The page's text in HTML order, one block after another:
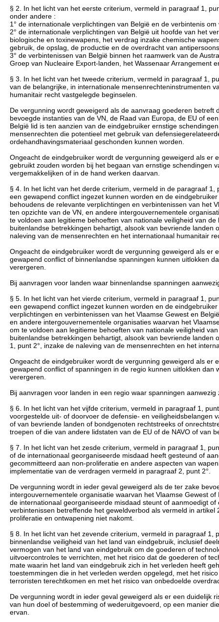
§ 2. In het licht van het eerste criterium, vermeld in paragraaf 1,
onder andere :
1° de internationale verplichtingen van België en de verbintenis
2° de internationale verplichtingen van België uit hoofde van het
biologische en toxinewapens, het verdrag inzake chemische
gebruik, de opslag, de productie en de overdracht van
3° de verbintenissen van België binnen het raamwerk van de
Groep van Nucleaire Export-landen, het Wassenaar Arrangement
§ 3. In het licht van het tweede criterium, vermeld in paragraaf 1,
van de belangrijke, in internationale mensenrechteninstrumenten
humanitair recht vastgelegde beginselen.
De vergunning wordt geweigerd als de aanvraag goederen
bevoegde instanties van de VN, de Raad van Europa, de EU of
België lid is ten aanzien van de eindgebruiker ernstige
mensenrechten die potentieel met gebruik van
ordehandhavingsmateriaal geschonden kunnen worden.
Ongeacht de eindgebruiker wordt de vergunning geweigerd als er
gebruikt zouden worden bij het begaan van ernstige schendingen
vergemakkelijken of in de hand werken daarvan.
§ 4. In het licht van het derde criterium, vermeld in de paragraaf
een gewapend conflict ingezet kunnen worden en de
behoudens de relevante verplichtingen en verbintenissen van het
ten opzichte van de VN, en andere intergouvernementele
te voldoen aan legitieme behoeften van nationale veiligheid van
buitenlandse betrekkingen behartigt, alsook van bevriende
naleving van de mensenrechten en het internationaal humanitair
Ongeacht de eindgebruiker wordt de vergunning geweigerd als er
gewapend conflict of binnenlandse spanningen kunnen uitlokken
verergeren.
Bij aanvragen voor landen waar binnenlandse spanningen
§ 5. In het licht van het vierde criterium, vermeld in paragraaf 1,
een gewapend conflict ingezet kunnen worden en de
verplichtingen en verbintenissen van het Vlaamse Gewest en
en andere intergouvernementele organisaties waarvan het
om te voldoen aan legitieme behoeften van nationale veiligheid
buitenlandse betrekkingen behartigt, alsook van bevriende
1, punt 2°, inzake de naleving van de mensenrechten en het
Ongeacht de eindgebruiker wordt de vergunning geweigerd als er
gewapend conflict of spanningen in de regio kunnen uitlokken
verergeren.
Bij aanvragen voor landen in een regio waar spanningen
§ 6. In het licht van het vijfde criterium, vermeld in paragraaf 1,
voorgestelde uit- of doorvoer de defensie- en veiligheidsbelangen
of van bevriende landen of bondgenoten rechtstreeks of
troepen of die van andere lidstaten van de EU of de NAVO of van
§ 7. In het licht van het zesde criterium, vermeld in paragraaf 1,
of de internationaal georganiseerde misdaad heeft gesteund of
gecommitteerd aan non-proliferatie en andere aspecten van
implementatie van de verdragen vermeld in paragraaf 2, punt 2°.
De vergunning wordt in ieder geval geweigerd als de ter zake
intergouvernementele organisatie waarvan het Vlaamse Gewest
de internationaal georganiseerde misdaad steunt of aanmoedigt
verbintenissen betreffende het geweldverbod als vermeld in
proliferatie en ontwapening niet nakomt.
§ 8. In het licht van het zevende criterium, vermeld in paragraaf
binnenlandse veiligheid van het land van eindgebruik, inclusief
vermogen van het land van eindgebruik om de goederen of
uitvoercontroles te verrichten, met het risico dat de goederen of
mate waarin het land van eindgebruik zich in het verleden heeft
toestemmingen die in het verleden werden opgelegd, met het
terroristen terechtkomen en met het risico van onbedoelde
De vergunning wordt in ieder geval geweigerd als er een duidelijk
van hun doel of bestemming of wederuitgevoerd, op een manier
ervan.